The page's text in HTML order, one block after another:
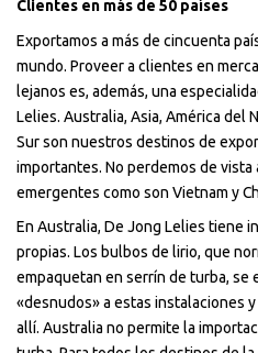
Clientes en más de 50 países
Exportamos a más de cincuenta
mundo. Proveer a clientes en
lejanos es, además, una
Lelies. Australia, Asia, América del
Sur son nuestros destinos de
importantes. No perdemos de vista
emergentes como son Vietnam y
En Australia, De Jong Lelies tiene
propias. Los bulbos de lirio, que
empaquetan en serrín de turba, se
«desnudos» a estas instalaciones
allí. Australia no permite la